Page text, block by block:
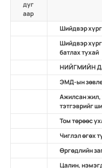
дуг
аар
Шийдвэр
Шийдвэр
батлах тухай
НИЙГМИЙН
ЭМД-ын
Ажилсан жил,
тэтгэврийг
Том төрөөс
Чиглэл өгөх
Өргөдлийн
Цалин,